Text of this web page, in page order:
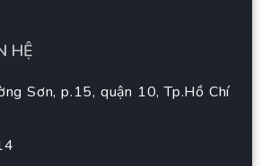
HỆ
Sơn, p.15, quận 10, Tp.Hồ Chí